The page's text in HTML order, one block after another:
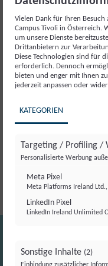
Beschreibung
Ein besonderer
Debatte in
bringt führende
zusammen.
Vielen Dank für Ihren
Campus Tivoli in Österreich.
um unsere Dienste
Drittanbietern zur
Diese Technologien sind für
erforderlich. Dennoch
bieten und enger mit Ihnen
jederzeit anpassen oder
KATEGORIEN
Targeting / Profiling /
Personalisierte Werbung
Meta Pixel
Meta Platforms Ireland
LinkedIn Pixel
LinkedIn Ireland Unlimited
Sonstige Inhalte (2)